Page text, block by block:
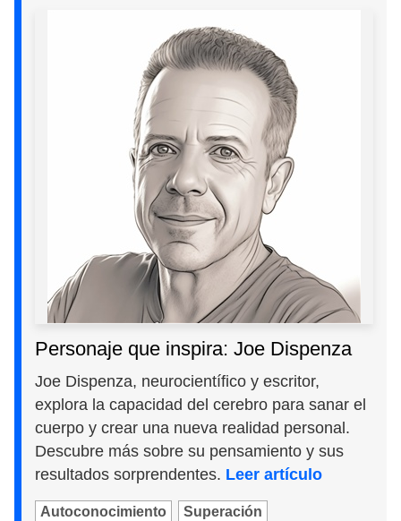
Personaje que inspira: Joe Dispenza
Joe Dispenza, neurocientífico y escritor,
explora la capacidad del cerebro para sanar el
cuerpo y crear una nueva realidad personal.
Descubre más sobre su pensamiento y sus
resultados sorprendentes. Leer artículo
Autoconocimiento Superación